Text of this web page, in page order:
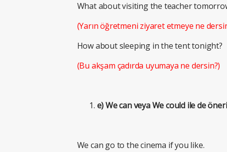
What about visiting the teacher
(Yarın öğretmeni ziyaret etmeye ne
How about sleeping in the tent tonight?
(Bu akşam çadırda uyumaya ne dersin?)
e) We can veya We could ile de
We can go to the cinema if you like.